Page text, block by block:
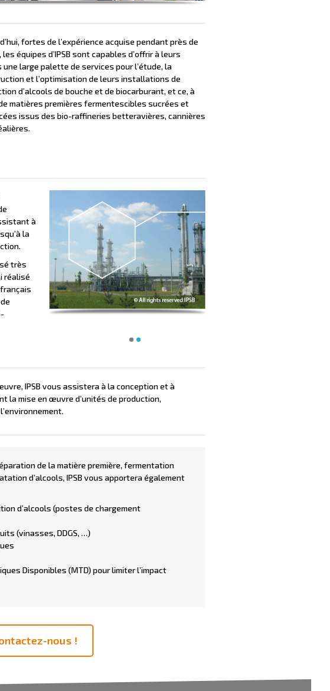
fortes de l’expérience acquise pendant près de
les équipes d’IPSB sont capables d’offrir à leurs
une large palette de services pour l’étude, la
et l’optimisation de leurs installations de
d’alcools de bouche et de biocarburant, et ce, à
matières premières fermentescibles sucrées et
issus des bio-raffineries betteravières, cannières
à
la
très
réalisé
IPSB vous assistera à la conception et à
la mise en œuvre d’unités de production,
de la matière première, fermentation
d’alcools, IPSB vous apportera également
d’alcools (postes de chargement
(vinasses, DDGS, …)
Disponibles (MTD) pour limiter l’impact
nous !